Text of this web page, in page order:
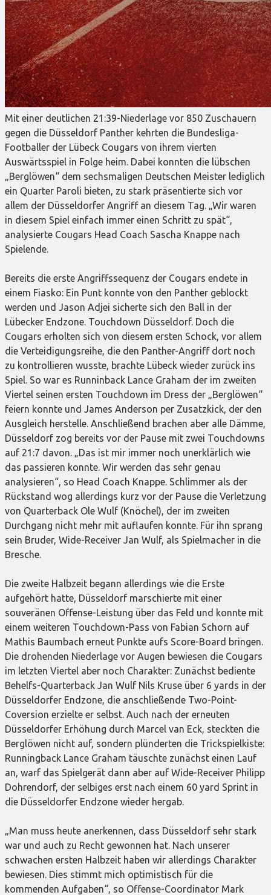
Mit einer deutlichen 21:39-Niederlage vor 850 Zuschauern
gegen die Düsseldorf Panther kehrten die Bundesliga-
Footballer der Lübeck Cougars von ihrem vierten
Auswärtsspiel in Folge heim. Dabei konnten die lübschen
„Berglöwen“ dem sechsmaligen Deutschen Meister lediglich
ein Quarter Paroli bieten, zu stark präsentierte sich vor
allem der Düsseldorfer Angriff an diesem Tag. „Wir waren
in diesem Spiel einfach immer einen Schritt zu spät“,
analysierte Cougars Head Coach Sascha Knappe nach
Spielende.
Bereits die erste Angriffssequenz der Cougars endete in
einem Fiasko: Ein Punt konnte von den Panther geblockt
werden und Jason Adjei sicherte sich den Ball in der
Lübecker Endzone. Touchdown Düsseldorf. Doch die
Cougars erholten sich von diesem ersten Schock, vor allem
die Verteidigungsreihe, die den Panther-Angriff dort noch
zu kontrollieren wusste, brachte Lübeck wieder zurück ins
Spiel. So war es Runninback Lance Graham der im zweiten
Viertel seinen ersten Touchdown im Dress der „Berglöwen“
feiern konnte und James Anderson per Zusatzkick, der den
Ausgleich herstelle. Anschließend brachen aber alle Dämme,
Düsseldorf zog bereits vor der Pause mit zwei Touchdowns
auf 21:7 davon. „Das ist mir immer noch unerklärlich wie
das passieren konnte. Wir werden das sehr genau
analysieren“, so Head Coach Knappe. Schlimmer als der
Rückstand wog allerdings kurz vor der Pause die Verletzung
von Quarterback Ole Wulf (Knöchel), der im zweiten
Durchgang nicht mehr mit auflaufen konnte. Für ihn sprang
sein Bruder, Wide-Receiver Jan Wulf, als Spielmacher in die
Bresche.
Die zweite Halbzeit begann allerdings wie die Erste
aufgehört hatte, Düsseldorf marschierte mit einer
souveränen Offense-Leistung über das Feld und konnte mit
einem weiteren Touchdown-Pass von Fabian Schorn auf
Mathis Baumbach erneut Punkte aufs Score-Board bringen.
Die drohenden Niederlage vor Augen bewiesen die Cougars
im letzten Viertel aber noch Charakter: Zunächst bediente
Behelfs-Quarterback Jan Wulf Nils Kruse über 6 yards in der
Düsseldorfer Endzone, die anschließende Two-Point-
Coversion erzielte er selbst. Auch nach der erneuten
Düsseldorfer Erhöhung durch Marcel van Eck, steckten die
Berglöwen nicht auf, sondern plünderten die Trickspielkiste:
Runningback Lance Graham täuschte zunächst einen Lauf
an, warf das Spielgerät dann aber auf Wide-Receiver Philipp
Dohrendorf, der selbiges erst nach einem 60 yard Sprint in
die Düsseldorfer Endzone wieder hergab.
„Man muss heute anerkennen, dass Düsseldorf sehr stark
war und auch zu Recht gewonnen hat. Nach unserer
schwachen ersten Halbzeit haben wir allerdings Charakter
bewiesen. Dies stimmt mich optimistisch für die
kommenden Aufgaben“, so Offense-Coordinator Mark